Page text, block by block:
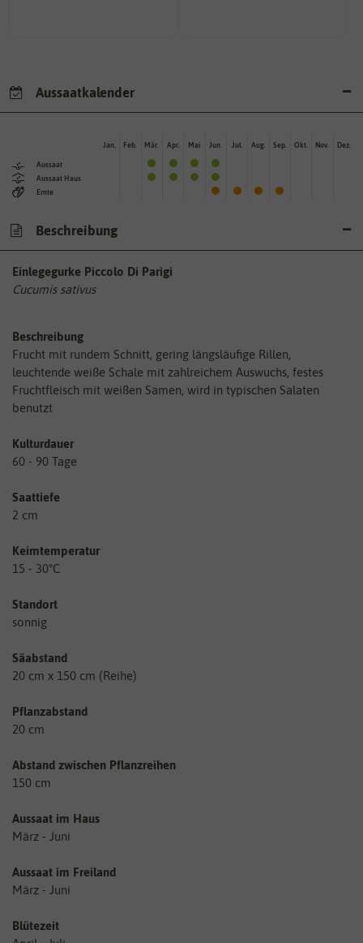
Aussaatkalender
Aussaat
Aussaat Haus
Ernte
Jan. Feb. Mär. Apr. Mai Jun. Jul. Aug. Sep. Okt. Nov. Dez.
Beschreibung
Einlegegurke Piccolo Di Parigi
Cucumis sativus
Beschreibung
Frucht mit rundem Schnitt, gering längsläufige Rillen,
leuchtende weiße Schale mit zahlreichem Auswuchs, festes
Fruchtfleisch mit weißen Samen, wird in typischen Salaten
benutzt
Kulturdauer
60 - 90 Tage
Saattiefe
2 cm
Keimtemperatur
15 - 30°C
Standort
sonnig
Säabstand
20 cm x 150 cm (Reihe)
Pflanzabstand
20 cm
Abstand zwischen Pflanzreihen
150 cm
Aussaat im Haus
März - Juni
Aussaat im Freiland
März - Juni
Blütezeit